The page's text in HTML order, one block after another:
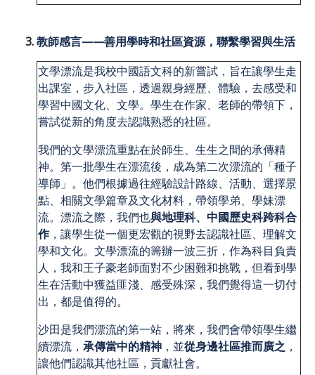
教師感言——善用學時和社區資源，聯繫學習與生活
文學漂流是我校中國語文科的新嘗試，旨在讓學生走
出課室，步入社區，透過親身經歷、體驗，去感受和
學習中國文化、文學。學生在作家、老師的帶領下，
嘗試從新的角度去認識熟悉的社區。
我們的文學漂流重點在於師生、生生之間的承傳精
神。第一批學生在漂流後，成為第二次漂流的「種子
導師」。他們根據過往經驗設計路線、活動、選擇景
點、相關文學篇章及文化材料，帶領學弟、學妹漂
流。漂流之際，我們也與地理科、中國歷史科跨科合
作，讓學生從一個更宏觀的視野去認識社區、理解文
學和文化。文學漂流的籌辦一波三折，作為科目負責
人，我和王子豪老師面對不少困難和挑戰，但看到學
生在活動中獲益匪淺、感受殊深，我們覺得這一切付
出，都是值得的。
沙田是我們漂流的第一站，將來，我們會帶領學生繼
續漂流， 承傳當中的精神 ，並從身邊社區推而廣之 ，
讓他們認識其他社區，貢獻社會。